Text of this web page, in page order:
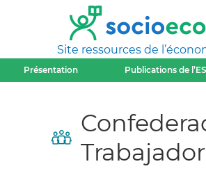
Site ressources de
Présentation Publications de